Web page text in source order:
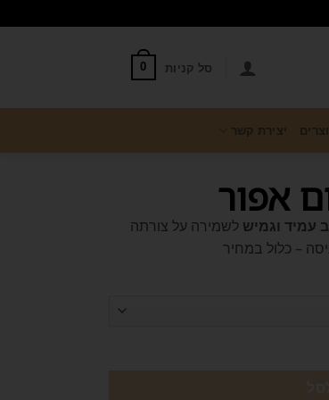
סל קניות 0
יצירת קשר
אפור
עמיד וגמיש לשמירה על צורתה
– כלול במחיר